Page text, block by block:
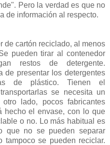
Pero la verdad es que no
de información al respecto.
de cartón reciclado, al menos
pueden tirar al contenedor
restos de detergente.
de presentar los detergentes
de plástico. Tienen el
se necesita un
lado, pocos fabricantes
hecho el envase, con lo que
o no. Lo más habitual es
que no se pueden separar
tampoco se pueden reciclar.